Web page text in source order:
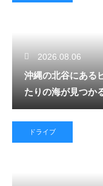
2026.08.06
沖縄の北谷にある
たりの海が見つか
ドライブ